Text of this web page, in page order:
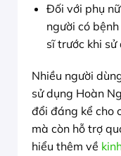
Đối với phụ
người có
sĩ trước khi sử
Nhiều người
sử dụng Hoàn
đổi đáng kể cho
mà còn hỗ trợ
hiểu thêm về